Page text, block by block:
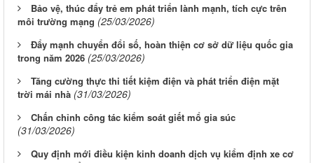
Bảo vệ, thúc đẩy trẻ em phát triển lành mạnh, tích cực trên
môi trường mạng (25/03/2026)
Đẩy mạnh chuyển đổi số, hoàn thiện cơ sở dữ liệu quốc gia
trong năm 2026 (25/03/2026)
Tăng cường thực thi tiết kiệm điện và phát triển điện mặt
trời mái nhà (31/03/2026)
Chấn chỉnh công tác kiểm soát giết mổ gia súc
(31/03/2026)
Quy định mới điều kiện kinh doanh dịch vụ kiểm định xe cơ